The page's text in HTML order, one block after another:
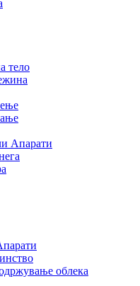
тело
Апарати
облека